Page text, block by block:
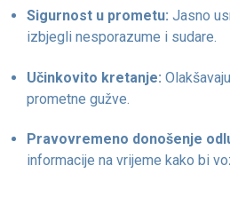
Sigurnost u prometu: Jasno
izbjegli nesporazume i sudare.
Učinkovito kretanje:
prometne gužve.
Pravovremeno donošenje
informacije na vrijeme kako bi